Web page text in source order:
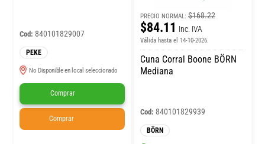
Cod: 840101829007
PEKE
No Disponible en local seleccionado
Comprar
Comprar
PRECIO NORMAL: $168.22
$84.11 Inc. IVA
Válida hasta el 14-10-2026.
Cuna Corral Boone BÖRN
Mediana
Cod: 840101829939
BÖRN